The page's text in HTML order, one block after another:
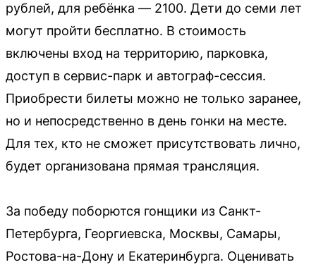
рублей, для ребёнка — 2100. Дети до семи лет
могут пройти бесплатно. В стоимость
включены вход на территорию, парковка,
доступ в сервис-парк и автограф-сессия.
Приобрести билеты можно не только заранее,
но и непосредственно в день гонки на месте.
Для тех, кто не сможет присутствовать лично,
будет организована прямая трансляция.
За победу поборются гонщики из Санкт-
Петербурга, Георгиевска, Москвы, Самары,
Ростова-на-Дону и Екатеринбурга. Оценивать